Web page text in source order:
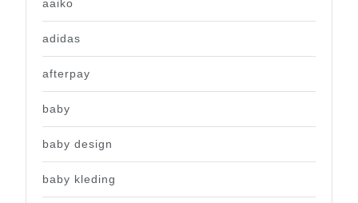
aaiko
adidas
afterpay
baby
baby design
baby kleding